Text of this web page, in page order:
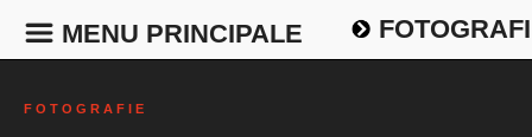
MENU PRINCIPALE
F O T O G R A F I E